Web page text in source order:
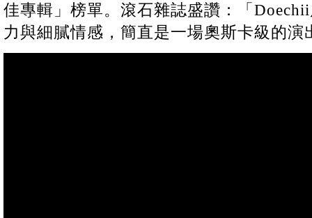
佳專輯」榜單。滾石雜誌盛讚：「
力與細膩情感，簡直是一場奧斯卡級的演